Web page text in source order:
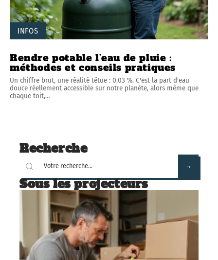
INFOS
Rendre potable l’eau de pluie :
méthodes et conseils pratiques
Un chiffre brut, une réalité têtue : 0,03 %. C'est la part d'eau
douce réellement accessible sur notre planète, alors même que
chaque toit,…
Recherche
Sous les projecteurs